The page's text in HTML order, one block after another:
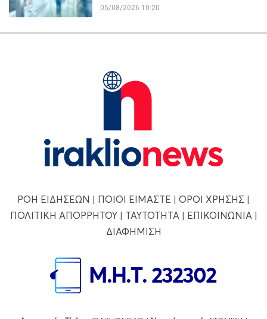
05/08/2026 10:20
ΡΟΗ ΕΙΔΗΣΕΩΝ | ΠΟΙΟΙ ΕΙΜΑΣΤΕ | ΟΡΟΙ ΧΡΗΣΗΣ |
ΠΟΛΙΤΙΚΗ ΑΠΟΡΡΗΤΟΥ| ΤΑΥΤΟΤΗΤΑ | ΕΠΙΚΟΙΝΩΝΙΑ |
ΔΙΑΦΗΜΙΣΗ